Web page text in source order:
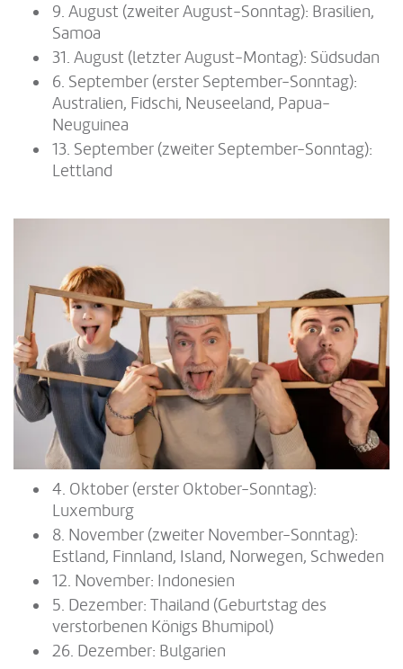
9. August (zweiter August-Sonntag): Brasilien,
Samoa
31. August (letzter August-Montag): Südsudan
6. September (erster September-Sonntag):
Australien, Fidschi, Neuseeland, Papua-
Neuguinea
13. September (zweiter September-Sonntag):
Lettland
4. Oktober (erster Oktober-Sonntag):
Luxemburg
8. November (zweiter November-Sonntag):
Estland, Finnland, Island, Norwegen, Schweden
12. November: Indonesien
5. Dezember: Thailand (Geburtstag des
verstorbenen Königs Bhumipol)
26. Dezember: Bulgarien